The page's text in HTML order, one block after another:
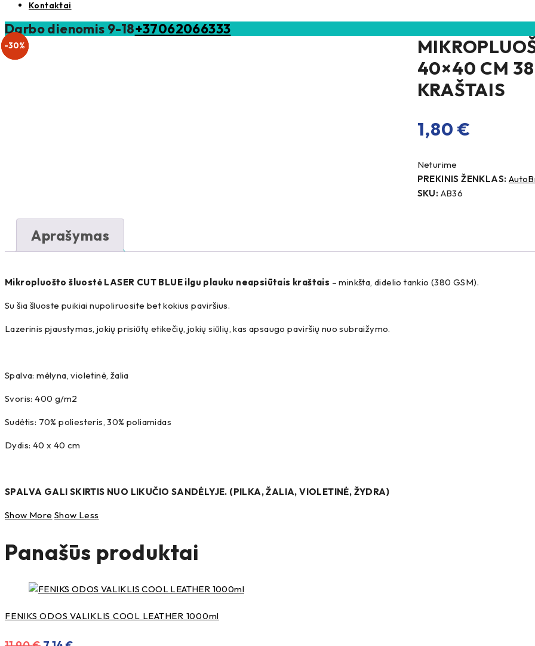
Kontaktai
Darbo dienomis 9-18+37062066333
Išparduota
40×40 CM
KRAŠTAIS
1,80€
Neturime
PREKINIS ŽENKLAS:
SKU: AB36
Aprašymas
Mikropluošto šluostė LASER CUT BLUE ilgu plauku neapsiūtais kraštais – minkšta, didelio tankio (380 GSM).
Su šia šluoste puikiai nupoliruosite bet kokius paviršius.
Lazerinis pjaustymas, jokių prisiūtų etikečių, jokių siūlių, kas apsaugo paviršių nuo subraižymo.
Spalva: mėlyna, violetinė, žalia
Svoris: 400 g/m2
Sudėtis: 70% poliesteris, 30% poliamidas
Dydis: 40 x 40 cm
SPALVA GALI SKIRTIS NUO LIKUČIO SANDĖLYJE. (PILKA, ŽALIA, VIOLETINĖ, ŽYDRA)
Show More Show Less
Panašūs produktai
-40%
FENIKS ODOS VALIKLIS COOL LEATHER 1000ml
-30%
-30%